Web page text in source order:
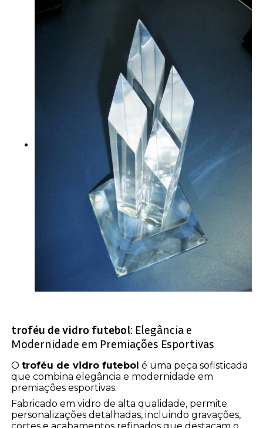
troféu de vidro futebol: Elegância e
Modernidade em Premiações Esportivas
Otroféu de vidro futebol é uma peça sofisticada
que combina elegância e modernidade em
premiações esportivas.
Fabricado em vidro de alta qualidade, permite
personalizações detalhadas, incluindo gravações,